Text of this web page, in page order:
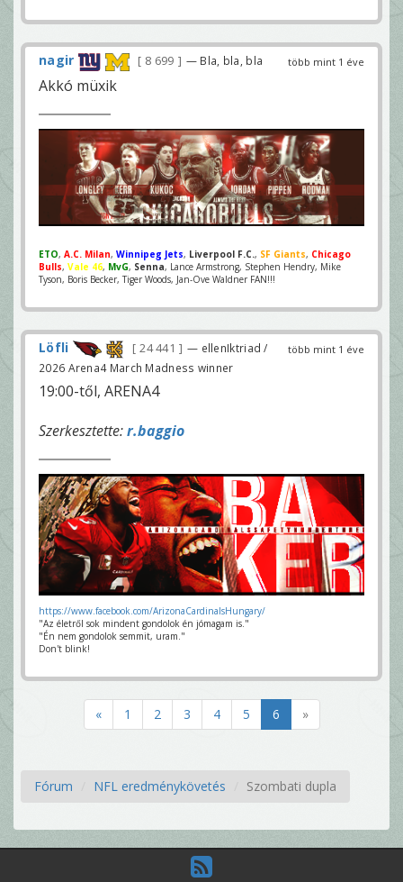
több mint 1 éve
nagir 8 699 — Bla, bla, bla
Akkó müxik
ETO, A.C. Milan, Winnipeg Jets, Liverpool F.C., SF Giants, Chicago
Bulls, Vale 46, MvG, Senna, Lance Armstrong, Stephen Hendry, Mike
Tyson, Boris Becker, Tiger Woods, Jan-Ove Waldner FAN!!!
több mint 1 éve
Löfli 24 441
— ellenIktriad /
2026 Arena4 March Madness winner
19:00-től, ARENA4
Szerkesztette:r.baggio
https://www.facebook.com/ArizonaCardinalsHungary/
"Az életről sok mindent gondolok én jómagam is."
"Én nem gondolok semmit, uram."
Don't blink!
« 1 2 3 4 5 6 »
Fórum NFL eredménykövetés Szombati dupla